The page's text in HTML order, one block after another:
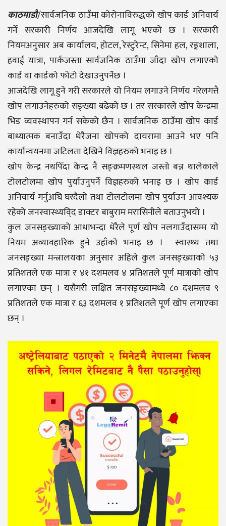
काठमाडाै/सार्वजनिक ठाउँमा कोरोनाविरुद्धको खोप कार्ड अनिवार्य
गर्ने सरकारी निर्णय आजदेखि लागू भएको छ । सरकारी
नियमअनुसार अब कार्यालय, होटल, रेस्टुरेन्ट, सिनेमा हल, रङ्गशाला,
हवाई यात्रा, पार्कजस्ता सार्वजनिक ठाउँमा जाँदा खोप लगाएको
कार्ड वा कार्डको फोटो देखाउनुपर्नेछ ।
आजदेखि लागू हुने गरी सरकारले यो नियम लगाउने निर्णय गरेलगत्तै
खोप लगाउनेहरुको सङ्ख्या बढेको छ । तर सरकारले खोप केन्द्रमा
भिड व्यवस्थापन गर्न सकेको छैन । सार्वजनिक ठाउँमा खोप कार्ड
बाध्यात्मक बनाउँदा धेरैजना खोपको दायरामा आउने भए पनि
कार्यान्वयनमा जटिलता देखिने विज्ञहरुको भनाइ छ ।
खोप केन्द्र नथपिँदा केन्द्र नै सङ्क्रमणस्थल जस्तो बन्न थालेकाले
टोलटोलमा खोप पुर्याउनुपर्ने विज्ञहरुको भनाइ छ । खोप कार्ड
अनिवार्य गर्नुअघि घरदैलो तथा टोलटोलमा खोप पुर्याउन आवश्यक
रहेको जनस्वास्थ्यवि्द डाक्टर बाबुराम मरासिनीले बताउनुभयो ।
कुल जनसङ्ख्याको आधाभन्दा धेरैले पूर्ण खोप नलगाउँदासम्म यो
नियम अव्यावहारिक हुने उहाँको भनाइ छ । स्वास्थ्य तथा
जनसङ्ख्या मन्त्रालयका अनुसार अहिले कुल जनसङ्ख्याको ५३
प्रतिशतले एक मात्रा र ४१ दशमलव ४ प्रतिशतले पूर्ण मात्राको खोप
लगाएका छन् । यसैगरी लक्षित जनसङ्ख्यामध्ये ८० दशमलव ९
प्रतिशतले एक मात्रा र ६३ दशमलव १ प्रतिशतले पूर्ण खोप लगाएका
छन् ।